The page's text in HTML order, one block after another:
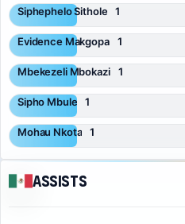
Siphephelo Sithole 1
Evidence Makgopa 1
Mbekezeli Mbokazi 1
Sipho Mbule 1
Mohau Nkota 1
Assists